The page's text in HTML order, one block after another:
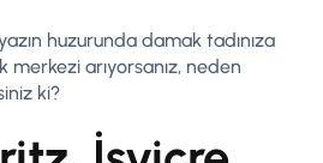
huzurunda damak tadınıza
arıyorsanız, neden
ki?